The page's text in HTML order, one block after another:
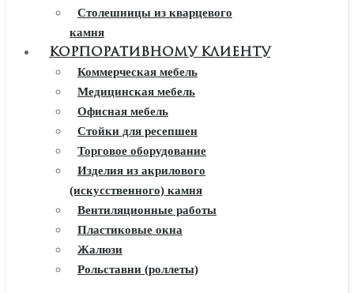
Столешницы из кварцевого
камня
Мебель из массива
Каминные порталы
Камины Dimplex
Искусственный камень White
Hills
Балконы ПВХ
Пластиковые окна
Жалюзи
Рулонные шторы
КОРПОРАТИВНОМУ КЛИЕНТУ
Коммерческая мебель
Медицинская мебель
Офисная мебель
Стойки для ресепшен
Торговое оборудование
Изделия из акрилового
(искусственного) камня
Вентиляционные работы
Пластиковые окна
Жалюзи
Рольставни (роллеты)